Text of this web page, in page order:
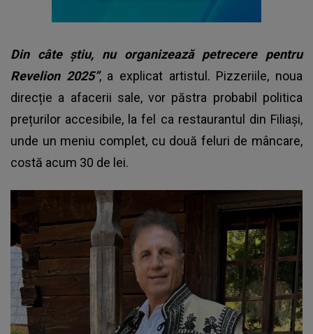
Din câte știu, nu organizează petrecere pentru
Revelion 2025”, a explicat artistul. Pizzeriile, noua
direcție a afacerii sale, vor păstra probabil politica
prețurilor accesibile, la fel ca restaurantul din Filiași,
unde un meniu complet, cu două feluri de mâncare,
costă acum 30 de lei.